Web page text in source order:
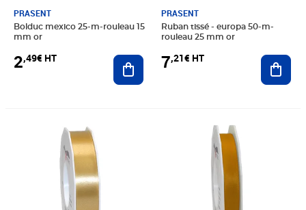
PRASENT
Bolduc mexico 25-m-rouleau 15
mm or
2,49€ HT Ajouter au panier
PRASENT
Ruban tissé - europa 50-m-
rouleau 25 mm or
7,21€ HT
Prix 5,41€ HT Prix 5,58€ HT